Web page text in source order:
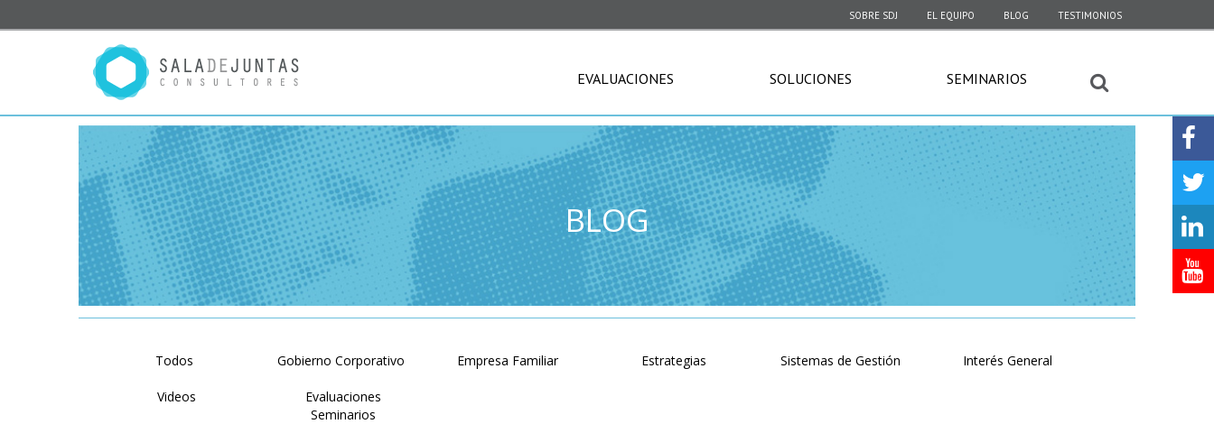
SOBRE SDJ EL EQUIPO BLOG TESTIMONIOS
EVALUACIONES SOLUCIONES SEMINARIOS
BLOG
Todos Gobierno Corporativo Empresa Familiar Estrategias Sistemas de Gestión Interés General
Videos
Evaluaciones
Seminarios